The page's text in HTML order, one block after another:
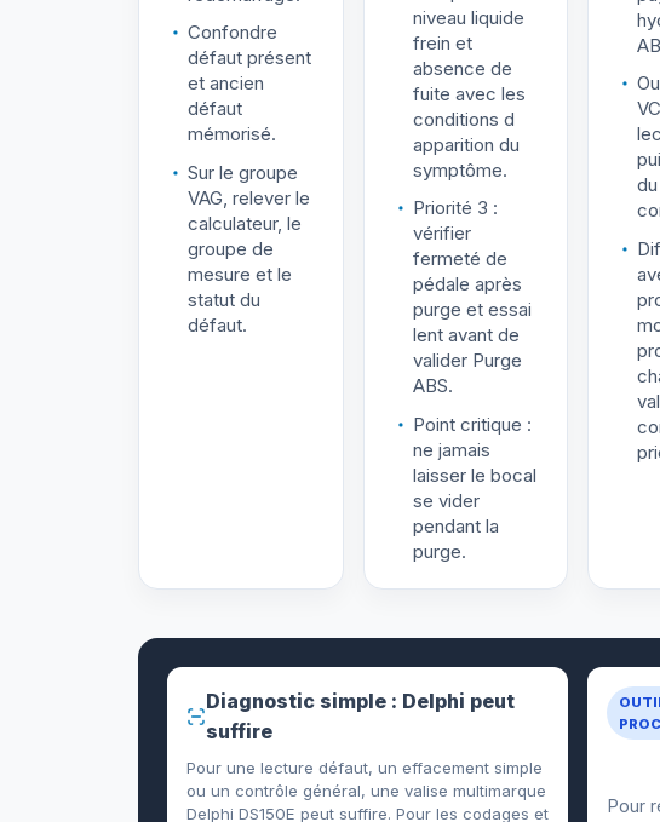
Confondre
défaut présent
et ancien
défaut
mémorisé.
Sur le groupe
VAG, relever le
calculateur, le
groupe de
mesure et le
statut du
défaut.
niveau liquide
frein et
absence de
fuite avec les
conditions d
apparition du
symptôme.
Priorité 3 :
vérifier
fermeté de
pédale après
purge et essai
lent avant de
valider Purge
ABS.
Point critique :
ne jamais
laisser le bocal
se vider
pendant la
purge.
Pour
Diagnostic simple : Delphi peut
suffire
Pour une lecture défaut, un effacement simple
ou un contrôle général, une valise multimarque
Delphi DS150E peut suffire. Pour les codages et